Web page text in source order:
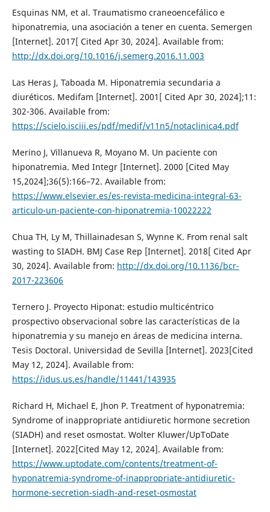
Esquinas NM, et al. Traumatismo craneoencefálico e
hiponatremia, una asociación a tener en cuenta. Semergen
[Internet]. 2017[ Cited Apr 30, 2024]. Available from:
http://dx.doi.org/10.1016/j.semerg.2016.11.003
Las Heras J, Taboada M. Hiponatremia secundaria a
diuréticos. Medifam [Internet]. 2001[ Cited Apr 30, 2024];11:
302-306. Available from:
https://scielo.isciii.es/pdf/medif/v11n5/notaclinica4.pdf
Merino J, Villanueva R, Moyano M. Un paciente con
hiponatremia. Med Integr [Internet]. 2000 [Cited May
15,2024];36(5):166–72. Available from:
https://www.elsevier.es/es-revista-medicina-integral-63-
articulo-un-paciente-con-hiponatremia-10022222
Chua TH, Ly M, Thillainadesan S, Wynne K. From renal salt
wasting to SIADH. BMJ Case Rep [Internet]. 2018[ Cited Apr
30, 2024]. Available from: http://dx.doi.org/10.1136/bcr-
2017-223606
Ternero J. Proyecto Hiponat: estudio multicéntrico
prospectivo observacional sobre las características de la
hiponatremia y su manejo en áreas de medicina interna.
Tesis Doctoral. Universidad de Sevilla [Internet]. 2023[Cited
May 12, 2024]. Available from:
https://idus.us.es/handle/11441/143935
Richard H, Michael E, Jhon P. Treatment of hyponatremia:
Syndrome of inappropriate antidiuretic hormone secretion
(SIADH) and reset osmostat. Wolter Kluwer/UpToDate
[Internet]. 2022[Cited May 12, 2024]. Available from:
https://www.uptodate.com/contents/treatment-of-
hyponatremia-syndrome-of-inappropriate-antidiuretic-
hormone-secretion-siadh-and-reset-osmostat